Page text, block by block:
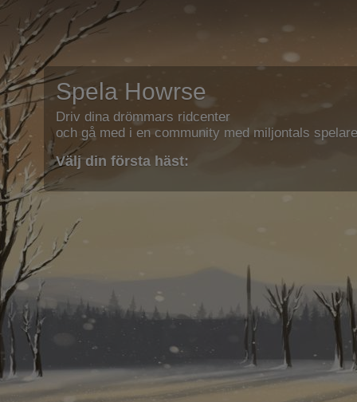
Spela Howrse
Driv dina drömmars ridcenter
och gå med i en community med miljontals
Välj din första häst: